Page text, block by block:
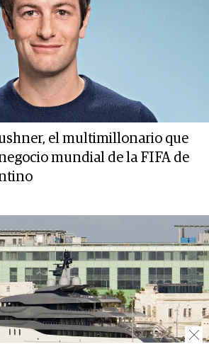
el multimillonario que
mundial de la FIFA de